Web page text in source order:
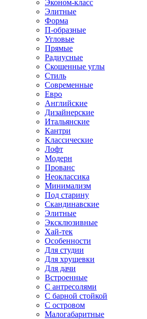
Эконом-класс
Элитные
Форма
П-образные
Угловые
Прямые
Радиусные
Скошенные углы
Стиль
Современные
Евро
Английские
Дизайнерские
Итальянские
Кантри
Классические
Лофт
Модерн
Прованс
Неоклассика
Минимализм
Под старину
Скандинавские
Элитные
Эксклюзивные
Хай-тек
Особенности
Для студии
Для хрущевки
Для дачи
Встроенные
С антресолями
С барной стойкой
С островом
Малогабаритные